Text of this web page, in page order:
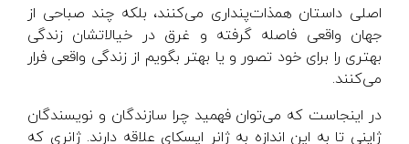
اصلی داستان هم‎ذات‌پنداری می‌کنند، بلکه چند صباحی از
جهان واقعی فاصله گرفته و غرق در خیالاتشان زندگی
بهتری را برای خود تصور و یا بهتر بگویم از زندگی واقعی فرار
می‌کنند.
در اینجاست که می‌توان فهمید چرا سازندگان و نویسندگان
ژاپنی تا به این اندازه به ژانر ایسکای علاقه دارند. ژانری که